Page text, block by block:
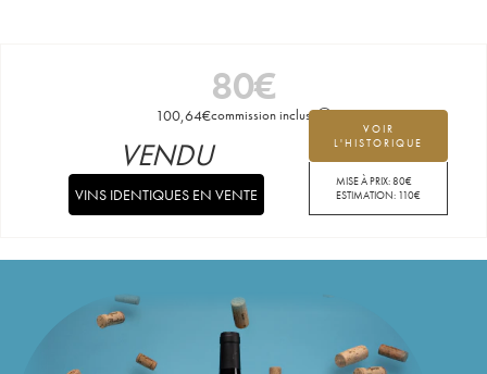
80€
100,64€commission incluse
VOIR
L'HISTORIQUE
MISE À PRIX:80€
ESTIMATION: 110€
VENDU
VINS IDENTIQUES EN VENTE